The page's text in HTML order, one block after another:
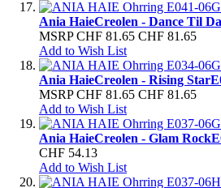
Ania HaieCreolen - Dance Til
MSRP CHF 81.65 CHF 81.65
Add to Wish List
Ania HaieCreolen - Rising Star
MSRP CHF 81.65 CHF 81.65
Add to Wish List
Ania HaieCreolen - Glam Rock
CHF 54.13
Add to Wish List